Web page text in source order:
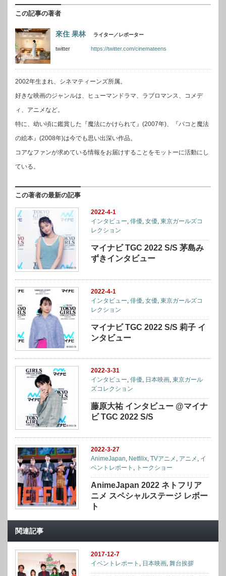
この記事の著者
來住 果林 ライター／レポーター
twitter https://twitter.com/cinemateens
2002年生まれ、シネマティーンズ所属。
好きな映画のジャンルは、ヒューマンドラマ、ラブロマンス、コメデ
ィ、アニメなど。
特に、幼い頃に鑑賞した『魔法にかけられて』(2007年)、『パコと魔法
の絵本』(2008年)は今でも思い出深い作品。
コアなファンが求めている情報をお届けすることをモットーに活動にし
ている。
この著者の最新の記事
2022-4-1
インタビュー,俳優,女優,東京ガールズコ
レクション
マイナビ TGC 2022 S/S 茅島み
ずきインタビュー
2022-4-1
インタビュー ,俳優 ,女優 ,東京ガールズコ
レクション
マイナビ TGC 2022 S/S 莉子 イ
ンタビュー
2022-3-31
インタビュー,俳優, 日本映画,東京ガール
ズコレクション
藤原大祐 インタビュー @マイナ
ビ TGC 2022 S/S
2022-3-27
AnimeJapan, Netfilix,TVアニメ , アニメ , イ
ベントレポート , トークショー
AnimeJapan 2022 ネトフリア
ニメ スペシャルステージ レポー
ト
関連記事
2017-12-7
イベントレポート , 日本映画,舞台挨拶